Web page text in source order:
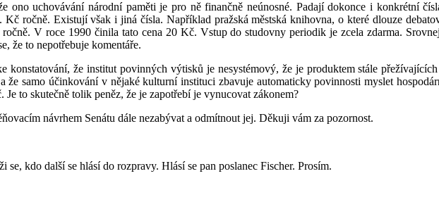
ono uchovávání národní paměti je pro ně finančně neúnosné. Padají dokonce i konkrétní
ročně. Existují však i jiná čísla. Například pražská městská knihovna, o které dlouze
V roce 1990 činila tato cena 20 Kč. Vstup do studovny periodik je zcela zdarma.
že to nepotřebuje komentáře.
konstatování, že institut povinných výtisků je nesystémový, že je produktem stále
že samo účinkování v nějaké kulturní instituci zbavuje automaticky povinnosti myslet
to skutečně tolik peněz, že je zapotřebí je vynucovat zákonem?
návrhem Senátu dále nezabývat a odmítnout jej. Děkuji vám za pozornost.
se, kdo další se hlásí do rozpravy. Hlásí se pan poslanec Fischer. Prosím.